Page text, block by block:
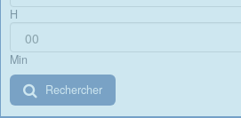
H
Min
Rechercher